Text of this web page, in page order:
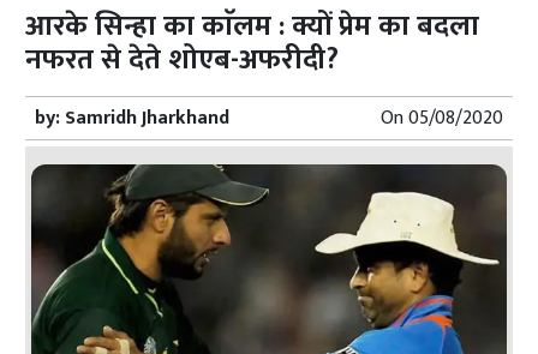
आरके सिन्हा का काॅलम : क्यों प्रेम का बदला
नफरत से देते शोएब-अफरीदी?
by:Samridh Jharkhand On05/08/2020